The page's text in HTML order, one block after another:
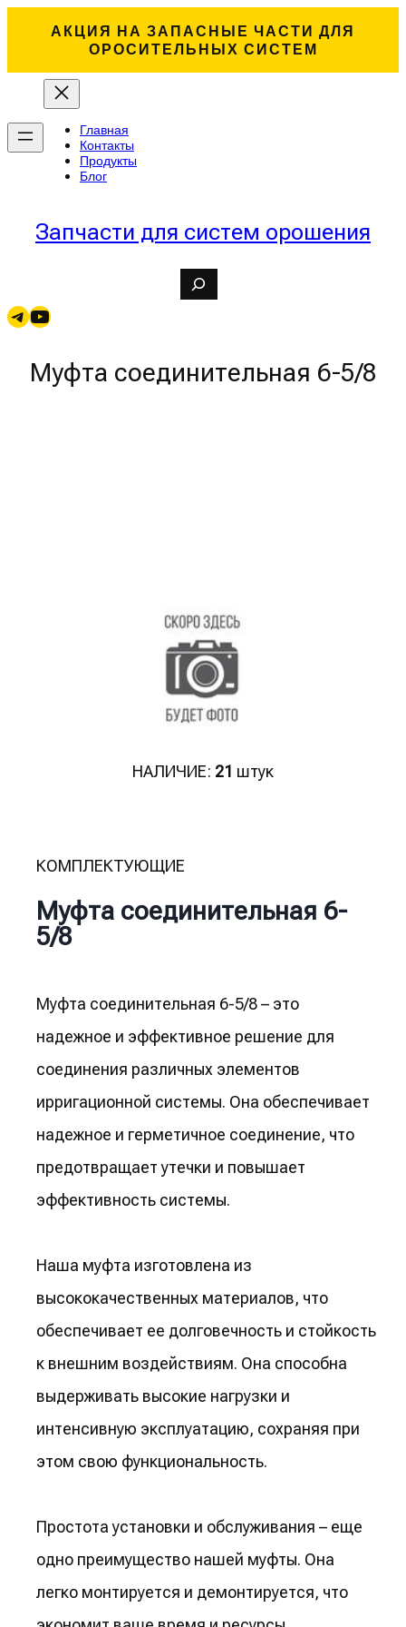
АКЦИЯ НА ЗАПАСНЫЕ ЧАСТИ ДЛЯ
ОРОСИТЕЛЬНЫХ СИСТЕМ
Главная
Контакты
Продукты
Блог
Запчасти для систем орошения
a
rTelegramYouTube
Муфта соединительная 6-5/8
НАЛИЧИЕ: 21 штук
КОМПЛЕКТУЮЩИЕ
Муфта соединительная 6-
5/8
Муфта соединительная 6-5/8 – это
надежное и эффективное решение для
соединения различных элементов
ирригационной системы. Она обеспечивает
надежное и герметичное соединение, что
предотвращает утечки и повышает
эффективность системы.
Наша муфта изготовлена из
высококачественных материалов, что
обеспечивает ее долговечность и стойкость
к внешним воздействиям. Она способна
выдерживать высокие нагрузки и
интенсивную эксплуатацию, сохраняя при
этом свою функциональность.
Простота установки и обслуживания – еще
одно преимущество нашей муфты. Она
легко монтируется и демонтируется, что